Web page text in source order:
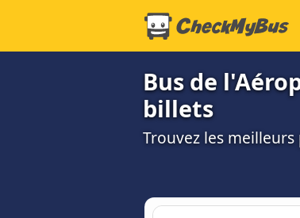
Bus de
billets
Trouvez les